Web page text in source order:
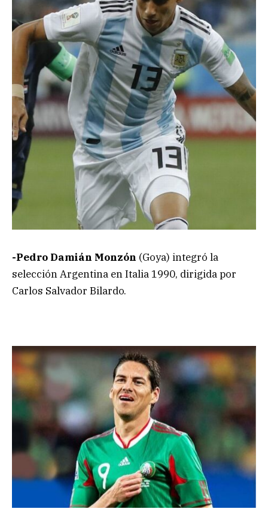
-Pedro Damián Monzón (Goya) integró la
selección Argentina en Italia 1990, dirigida por
Carlos Salvador Bilardo.